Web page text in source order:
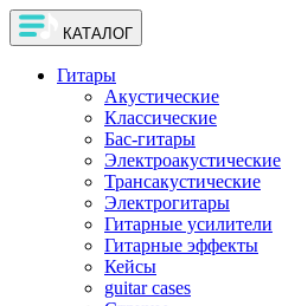
КАТАЛОГ
Гитары
Акустические
Классические
Бас-гитары
Электроакустические
Трансакустические
Электрогитары
Гитарные усилители
Гитарные эффекты
Кейсы
guitar cases